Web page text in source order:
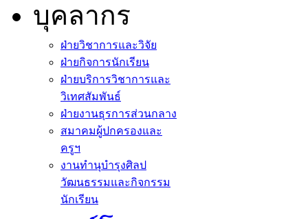
บุคลากร
ฝ่ายวิชาการและวิจัย
ฝ่ายกิจการนักเรียน
ฝ่ายบริการวิชาการและ
วิเทศสัมพันธ์
ฝ่ายงานธุรการส่วนกลาง
สมาคมผู้ปกครองและ
ครูฯ
งานทำนุบำรุงศิลป
วัฒนธรรมและกิจกรรม
นักเรียน